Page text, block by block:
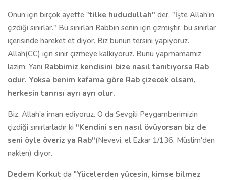
Onun için birçok ayette "tilke hududullah" der. "İşte Allah'ın
çizdiği sınırlar." Bu sınırları Rabbin senin için çizmiştir, bu sınırlar
içerisinde hareket et diyor. Biz bunun tersini yapıyoruz.
Allah(CC) için sınır çizmeye kalkıyoruz. Bunu yapmamamız
lazım. Yani Rabbimiz kendisini bize nasıl tanıtıyorsa Rab
odur. Yoksa benim kafama göre Rab çizecek olsam,
herkesin tanrısı ayrı ayrı olur.
Biz, Allah'a iman ediyoruz. O da Sevgili Peygamberimizin
çizdiği sınırlarladır ki "Kendini sen nasıl övüyorsan biz de
seni öyle överiz ya Rab"(Nevevi, el Ezkar 1/136, Müslim'den
naklen) diyor.
Dedem Korkut da "Yücelerden yücesin, kimse bilmez